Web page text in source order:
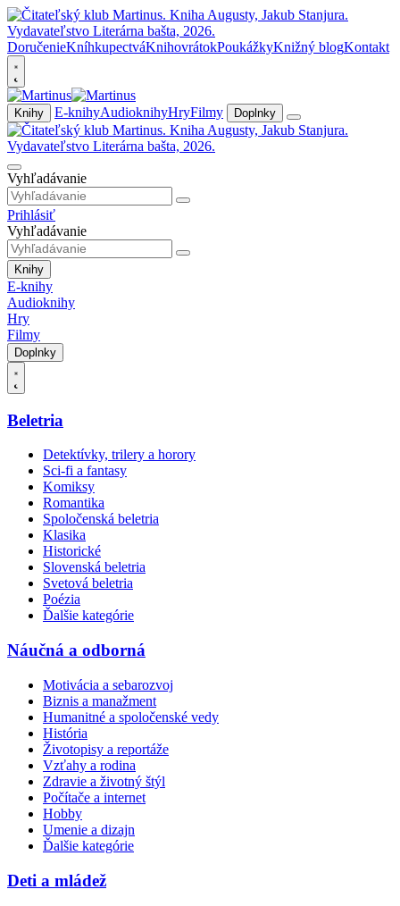
DoručenieKníhkupectváKnihovrátokPoukážkyKnižný blogKontakt
Knihy E-knihyAudioknihyHryFilmy Doplnky
Vyhľadávanie
Prihlásiť
Vyhľadávanie
Knihy
E-knihy
Audioknihy
Hry
Filmy
Doplnky
Beletria
Detektívky, trilery a horory
Sci-fi a fantasy
Komiksy
Romantika
Spoločenská beletria
Klasika
Historické
Slovenská beletria
Svetová beletria
Poézia
Ďalšie kategórie
Náučná a odborná
Motivácia a sebarozvoj
Biznis a manažment
Humanitné a spoločenské vedy
História
Životopisy a reportáže
Vzťahy a rodina
Zdravie a životný štýl
Počítače a internet
Hobby
Umenie a dizajn
Ďalšie kategórie
Deti a mládež